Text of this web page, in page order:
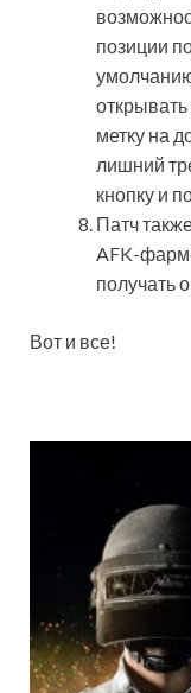
позиции
открывать
метку на
лишний
кнопку и
Патч
AFK-
получать
Вот и все!